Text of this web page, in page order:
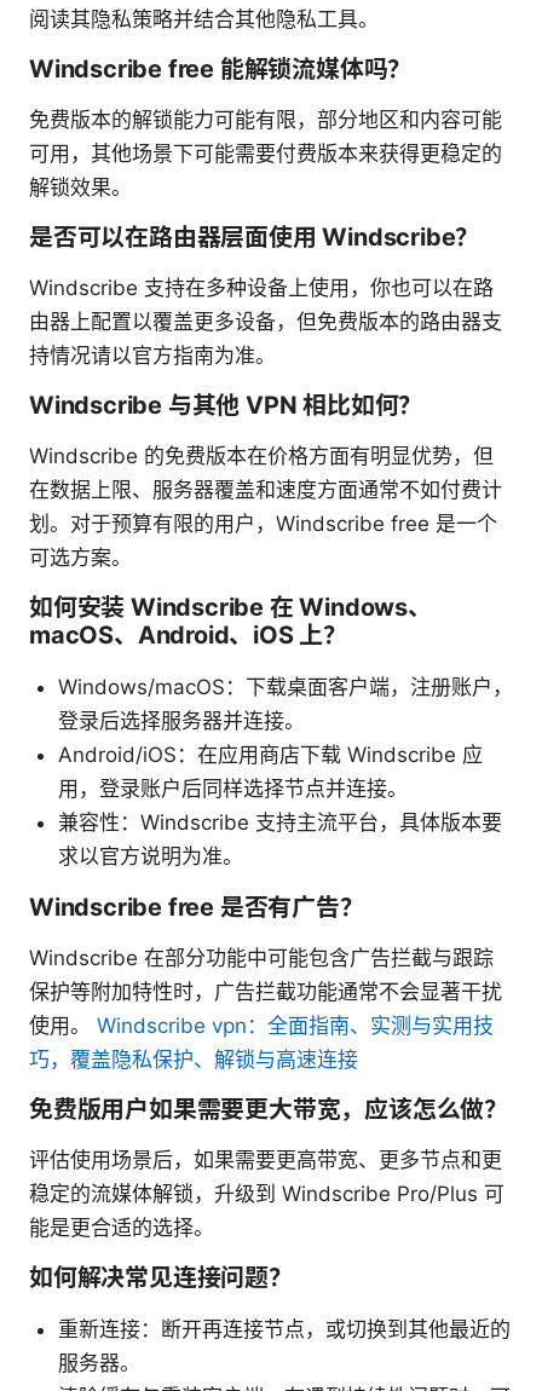
阅读其隐私策略并结合其他隐私工具。
Windscribe free 能解锁流媒体吗？
免费版本的解锁能力可能有限，部分地区和内容可能
可用，其他场景下可能需要付费版本来获得更稳定的
解锁效果。
是否可以在路由器层面使用 Windscribe？
Windscribe 支持在多种设备上使用，你也可以在路
由器上配置以覆盖更多设备，但免费版本的路由器支
持情况请以官方指南为准。
Windscribe 与其他 VPN 相比如何？
Windscribe 的免费版本在价格方面有明显优势，但
在数据上限、服务器覆盖和速度方面通常不如付费计
划。对于预算有限的用户，Windscribe free 是一个
可选方案。
如何安装 Windscribe 在 Windows、
macOS、Android、iOS 上？
Windows/macOS：下载桌面客户端，注册账户，
登录后选择服务器并连接。
Android/iOS：在应用商店下载 Windscribe 应
用，登录账户后同样选择节点并连接。
兼容性：Windscribe 支持主流平台，具体版本要
求以官方说明为准。
Windscribe free 是否有广告？
Windscribe 在部分功能中可能包含广告拦截与跟踪
保护等附加特性时，广告拦截功能通常不会显著干扰
使用。 Windscribe vpn：全面指南、实测与实用技
巧，覆盖隐私保护、解锁与高速连接
免费版用户如果需要更大带宽，应该怎么做？
评估使用场景后，如果需要更高带宽、更多节点和更
稳定的流媒体解锁，升级到 Windscribe Pro/Plus 可
能是更合适的选择。
如何解决常见连接问题？
重新连接：断开再连接节点，或切换到其他最近的
服务器。